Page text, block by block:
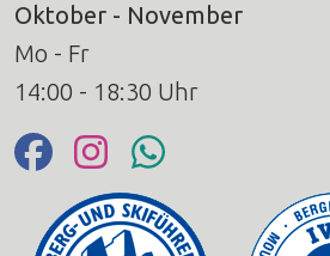
Oktober - November
Mo - Fr
14:00 - 18:30 Uhr